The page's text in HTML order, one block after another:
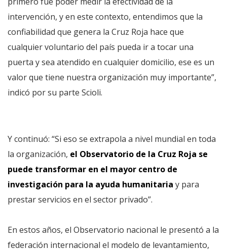
intervención, y en este contexto, entendimos que la
confiabilidad que genera la Cruz Roja hace que
cualquier voluntario del país pueda ir a tocar una
puerta y sea atendido en cualquier domicilio, ese es un
valor que tiene nuestra organización muy importante”,
indicó por su parte Scioli.
Y continuó: “Si eso se extrapola a nivel mundial en toda
la organización, el Observatorio de la Cruz Roja se
puede transformar en el mayor centro de
investigación para la ayuda humanitaria y para
prestar servicios en el sector privado”.
En estos años, el Observatorio nacional le presentó a la
federación internacional el modelo de levantamiento,